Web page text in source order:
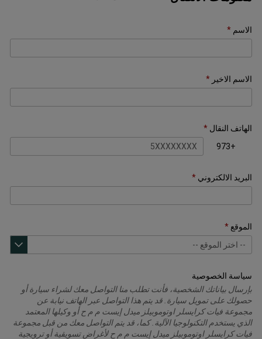
الاسم
الاسم الاخير
الهاتف النقال
+973
البريد الالكتروني
الموقع
سياسة الخصوصية
بإرسال بياناتك الشخصية، فأنت تطلب منا التواصل معك لشراء سيارة أو
حصولك على تمويل سيارة. قد يتم هذا التواصل عبر الهاتف نيابة عن
مجموعة فيات كرايسلر اوتوموبيلز ميدل إيست م م ح أو وكيلها المعتمد
الذي يستخدم التكنولوجيا الآلية. كما، قد يتم التواصل معك من قبل مجموعة
فيات كرايسلر اوتوموبيلز ميدل إيست م م ح لأغراض تسويقية أو ترويجية